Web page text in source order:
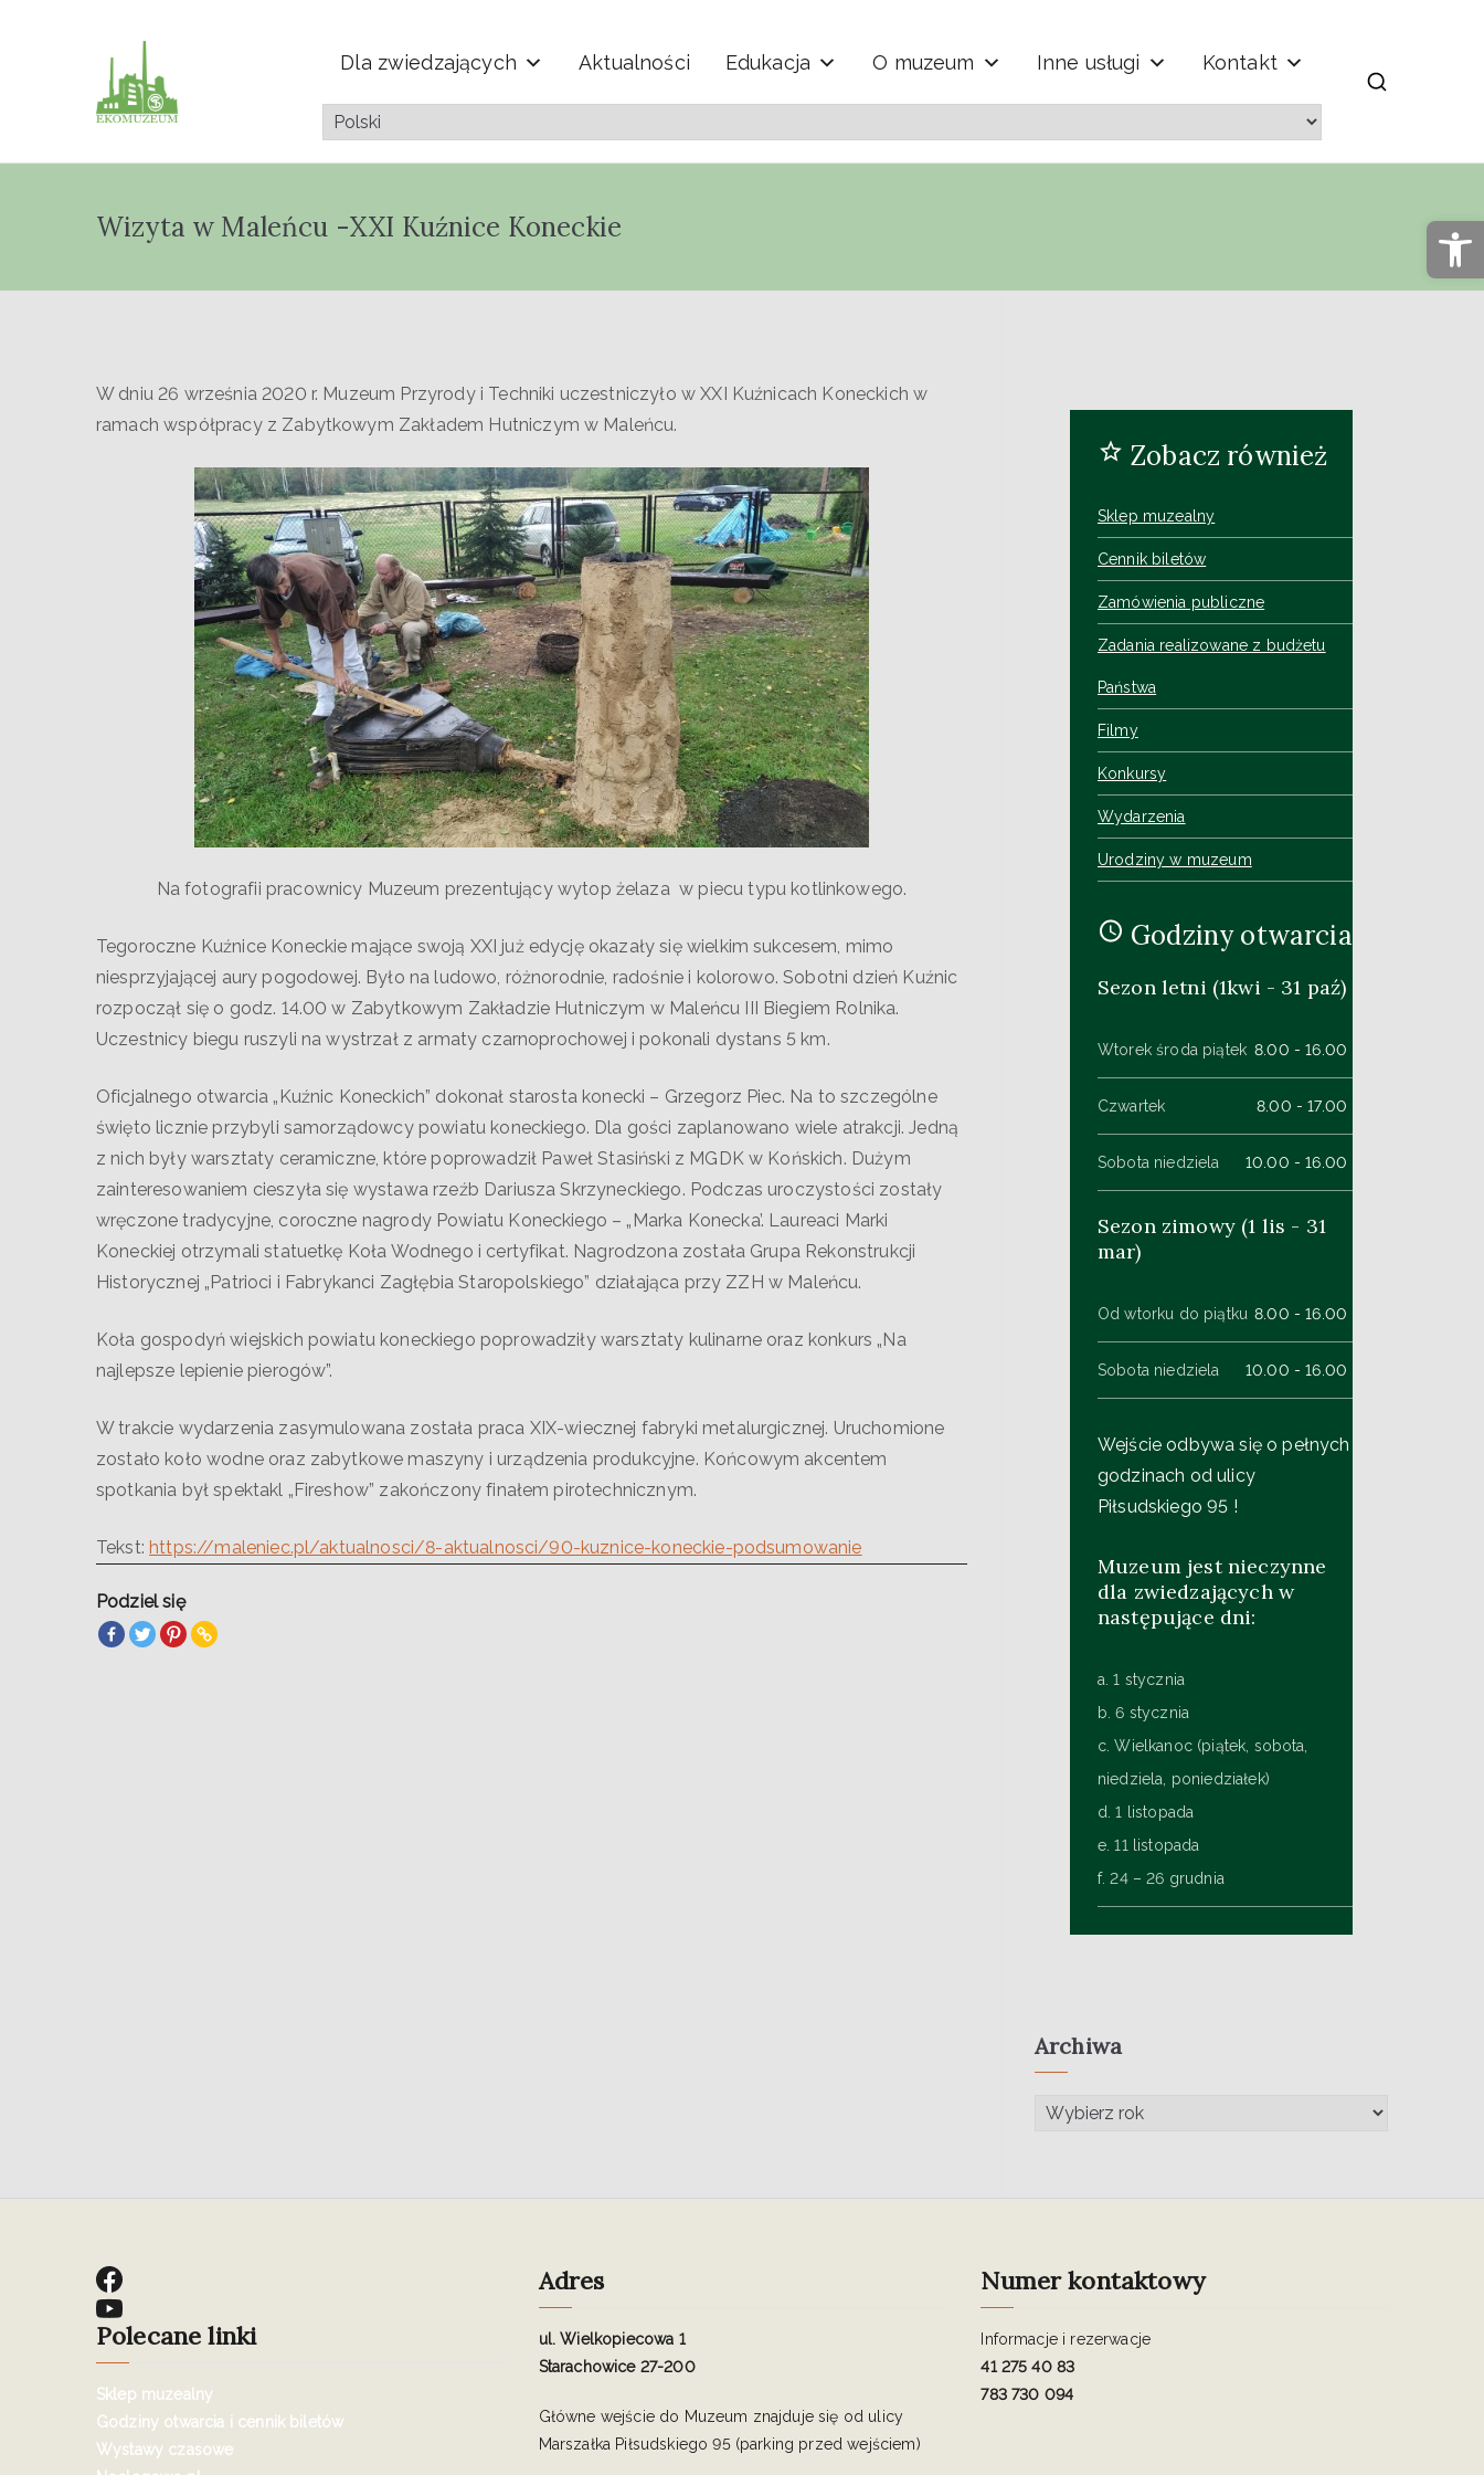
Muzeum Przyrody i Techniki "Ekomuzeum" im. Jana
Pazdura
Dla zwiedzających Aktualności Edukacja O muzeum Inne usługi Kontakt
Wizyta w Maleńcu -XXI Kuźnice Koneckie
W dniu 26 września 2020 r. Muzeum Przyrody i Techniki uczestniczyło w XXI Kuźnicach Koneckich w
ramach współpracy z Zabytkowym Zakładem Hutniczym w Maleńcu.
Na fotografii pracownicy Muzeum prezentujący wytop żelaza w piecu typu kotlinkowego.
Tegoroczne Kuźnice Koneckie mające swoją XXI już edycję okazały się wielkim sukcesem, mimo
niesprzyjającej aury pogodowej. Było na ludowo, różnorodnie, radośnie i kolorowo. Sobotni dzień Kuźnic
rozpoczął się o godz. 14.00 w Zabytkowym Zakładzie Hutniczym w Maleńcu III Biegiem Rolnika.
Uczestnicy biegu ruszyli na wystrzał z armaty czarnoprochowej i pokonali dystans 5 km.
Oficjalnego otwarcia „Kuźnic Koneckich” dokonał starosta konecki – Grzegorz Piec. Na to szczególne
święto licznie przybyli samorządowcy powiatu koneckiego. Dla gości zaplanowano wiele atrakcji. Jedną
z nich były warsztaty ceramiczne, które poprowadził Paweł Stasiński z MGDK w Końskich. Dużym
zainteresowaniem cieszyła się wystawa rzeźb Dariusza Skrzyneckiego. Podczas uroczystości zostały
wręczone tradycyjne, coroczne nagrody Powiatu Koneckiego – „Marka Konecka’. Laureaci Marki
Koneckiej otrzymali statuetkę Koła Wodnego i certyfikat. Nagrodzona została Grupa Rekonstrukcji
Historycznej „Patrioci i Fabrykanci Zagłębia Staropolskiego” działająca przy ZZH w Maleńcu.
Koła gospodyń wiejskich powiatu koneckiego poprowadziły warsztaty kulinarne oraz konkurs „Na
najlepsze lepienie pierogów”.
W trakcie wydarzenia zasymulowana została praca XIX-wiecznej fabryki metalurgicznej. Uruchomione
zostało koło wodne oraz zabytkowe maszyny i urządzenia produkcyjne. Końcowym akcentem
spotkania był spektakl „Fireshow” zakończony finałem pirotechnicznym.
Tekst:https://maleniec.pl/aktualnosci/8-aktualnosci/90-kuznice-koneckie-podsumowanie
Podziel się
Zobacz również
Sklep muzealny
Cennik biletów
Zamówienia publiczne
Zadania realizowane z budżetu
Państwa
Filmy
Konkursy
Wydarzenia
Urodziny w muzeum
Godziny otwarcia
Sezon letni (1kwi - 31 paź)
Wtorek środa piątek 8.00 - 16.00
Czwartek 8.00 - 17.00
Sobota niedziela 10.00 - 16.00
Sezon zimowy (1 lis - 31
mar)
Od wtorku do piątku 8.00 - 16.00
Sobota niedziela 10.00 - 16.00
Wejście odbywa się o pełnych
godzinach od ulicy
Piłsudskiego 95 !
Muzeum jest nieczynne
dla zwiedzających w
następujące dni:
a. 1 stycznia
b. 6 stycznia
c. Wielkanoc (piątek, sobota,
niedziela, poniedziałek)
d. 1 listopada
e. 11 listopada
f. 24 – 26 grudnia
Archiwa
Polecane linki
Sklep muzealny
Godziny otwarcia i cennik biletów
Wystawy czasowe
Adres
ul. Wielkopiecowa 1
Starachowice 27-200
Główne wejście do Muzeum znajduje się od ulicy
Marszałka Piłsudskiego 95 (parking przed wejściem)
Numer kontaktowy
Informacje i rezerwacje
41 275 40 83
783 730 094